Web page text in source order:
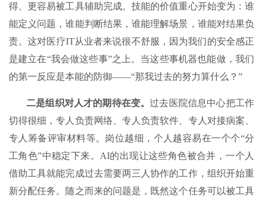
得、更容易被工具辅助完成。技能的价值重心开始变为：谁
能定义问题，谁能判断结果，谁能理解场景，谁能对结果负
责。这对医疗IT从业者来说很不舒服，因为我们的安全感正
是建立在“我会做这些事”之上。当这些事机器也能做，我们
的第一反应是本能的防御——“那我过去的努力算什么？”
二是组织对人才的期待在变。过去医院信息中心把工作
切得很细，专人负责网络、专人负责软件、专人对接病案、
专人筹备评审材料等。岗位越细，个人越容易在一个个“分
工角色”中稳定下来。AI的出现让这些角色被合并，一个人
借助工具就能完成过去需要两三人协作的工作，组织开始重
新分配任务。随之而来的问题是，既然这个任务可以被工具